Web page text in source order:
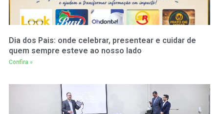
Dia dos Pais: onde celebrar, presentear e cuidar de
quem sempre esteve ao nosso lado
Confira »